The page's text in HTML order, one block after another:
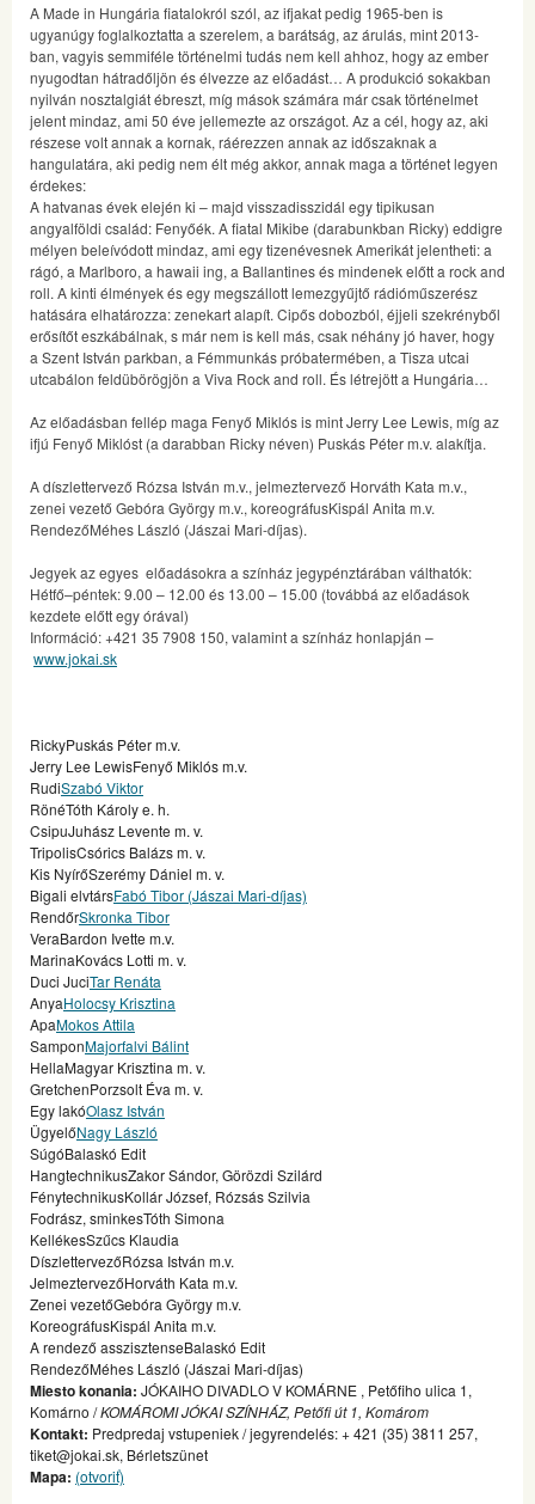
A Made in Hungária fiatalokról szól, az ifjakat pedig 1965-ben is
ugyanúgy foglalkoztatta a szerelem, a barátság, az árulás, mint 2013-
ban, vagyis semmiféle történelmi tudás nem kell ahhoz, hogy az ember
nyugodtan hátradőljön és élvezze az előadást… A produkció sokakban
nyilván nosztalgiát ébreszt, míg mások számára már csak történelmet
jelent mindaz, ami 50 éve jellemezte az országot. Az a cél, hogy az, aki
részese volt annak a kornak, ráérezzen annak az időszaknak a
hangulatára, aki pedig nem élt még akkor, annak maga a történet legyen
érdekes:
A hatvanas évek elején ki – majd visszadisszidál egy tipikusan
angyalföldi család: Fenyőék. A fiatal Mikibe (darabunkban Ricky) eddigre
mélyen beleívódott mindaz, ami egy tizenévesnek Amerikát jelentheti: a
rágó, a Marlboro, a hawaii ing, a Ballantines és mindenek előtt a rock and
roll. A kinti élmények és egy megszállott lemezgyűjtő rádióműszerész
hatására elhatározza: zenekart alapít. Cipős dobozból, éjjeli szekrényből
erősítőt eszkábálnak, s már nem is kell más, csak néhány jó haver, hogy
a Szent István parkban, a Fémmunkás próbatermében, a Tisza utcai
utcabálon feldübörögjön a Viva Rock and roll. És létrejött a Hungária…
Az előadásban fellép maga Fenyő Miklós is mint Jerry Lee Lewis, míg az
ifjú Fenyő Miklóst (a darabban Ricky néven) Puskás Péter m.v. alakítja.
A díszlettervező Rózsa István m.v., jelmeztervező Horváth Kata m.v.,
zenei vezető Gebóra György m.v., koreográfusKispál Anita m.v.
RendezőMéhes László (Jászai Mari-díjas).
Jegyek az egyes előadásokra a színház jegypénztárában válthatók:
Hétfő–péntek: 9.00 – 12.00 és 13.00 – 15.00 (továbbá az előadások
kezdete előtt egy órával)
Információ: +421 35 7908 150, valamint a színház honlapján –
www.jokai.sk
RickyPuskás Péter m.v.
Jerry Lee LewisFenyő Miklós m.v.
RudiSzabó Viktor
RönéTóth Károly e. h.
CsipuJuhász Levente m. v.
TripolisCsórics Balázs m. v.
Kis NyírőSzerémy Dániel m. v.
Bigali elvtársFabó Tibor (Jászai Mari-díjas)
RendőrSkronka Tibor
VeraBardon Ivette m.v.
MarinaKovács Lotti m. v.
Duci JuciTar Renáta
AnyaHolocsy Krisztina
ApaMokos Attila
SamponMajorfalvi Bálint
HellaMagyar Krisztina m. v.
GretchenPorzsolt Éva m. v.
Egy lakóOlasz István
ÜgyelőNagy László
SúgóBalaskó Edit
HangtechnikusZakor Sándor, Görözdi Szilárd
FénytechnikusKollár József, Rózsás Szilvia
Fodrász, sminkesTóth Simona
KellékesSzűcs Klaudia
DíszlettervezőRózsa István m.v.
JelmeztervezőHorváth Kata m.v.
Zenei vezetőGebóra György m.v.
KoreográfusKispál Anita m.v.
A rendező asszisztenseBalaskó Edit
RendezőMéhes László (Jászai Mari-díjas)
Miesto konania: JÓKAIHO DIVADLO V KOMÁRNE , Petőfiho ulica 1,
Komárno /KOMÁROMI JÓKAI SZÍNHÁZ, Petőfi út 1, Komárom
Kontakt: Predpredaj vstupeniek / jegyrendelés: + 421 (35) 3811 257,
tiket@jokai.sk, Bérletszünet
Mapa: (otvoriť)